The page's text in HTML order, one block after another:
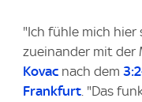
"Ich fühle mich hier
zueinander mit der
Kovac nach dem
Frankfurt. "Das